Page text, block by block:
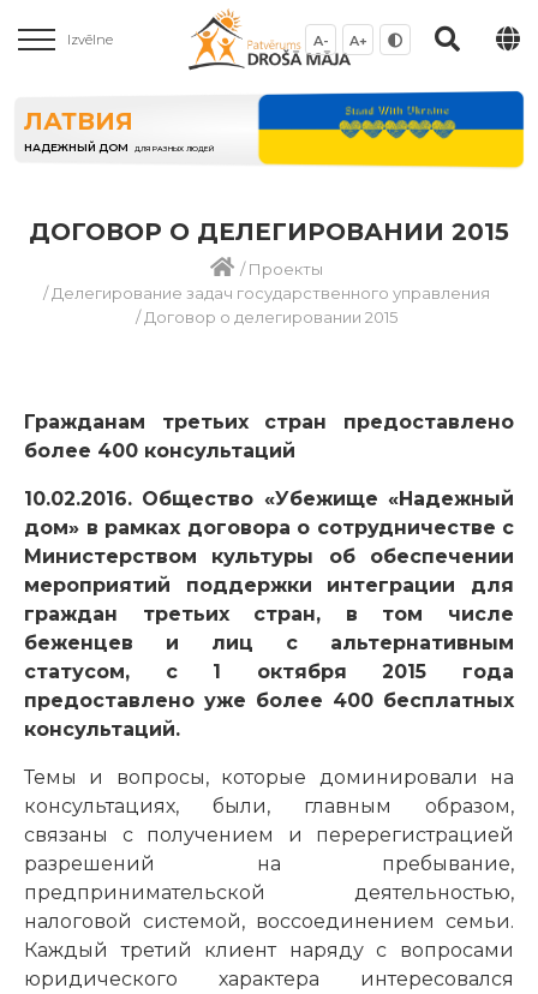
Izvēlne A- A+
ЛАТВИЯ
НАДЕЖНЫЙ ДОМ ДЛЯ РАЗНЫХ ЛЮДЕЙ
ДОГОВОР О ДЕЛЕГИРОВАНИИ 2015
/Проекты
/Делегирование задач государственного управления
/Договор о делегировании 2015
Гражданам третьих стран предоставлено
более 400 консультаций
10.02.2016. Общество «Убежище «Надежный
дом» в рамках договора о сотрудничестве с
Министерством культуры об обеспечении
мероприятий поддержки интеграции для
граждан третьих стран, в том числе
беженцев и лиц с альтернативным
статусом, с 1 октября 2015 года
предоставлено уже более 400 бесплатных
консультаций.
Темы и вопросы, которые доминировали на
консультациях, были, главным образом,
связаны с получением и перерегистрацией
разрешений на пребывание,
предпринимательской деятельностью,
налоговой системой, воссоединением семьи.
Каждый третий клиент наряду с вопросами
юридического характера интересовался